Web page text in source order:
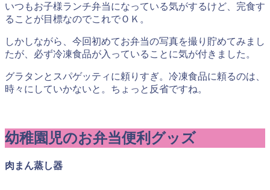
いつもお子様ランチ弁当になっている気がするけど、完食す
ることが目標なのでこれでＯＫ。
しかしながら、今回初めてお弁当の写真を撮り貯めてみまし
たが、必ず冷凍食品が入っていることに気が付きました。
グラタンとスパゲッティに頼りすぎ。冷凍食品に頼るのは、
時々にしていかないと。ちょっと反省ですね。
幼稚園児のお弁当便利グッズ
肉まん蒸し器